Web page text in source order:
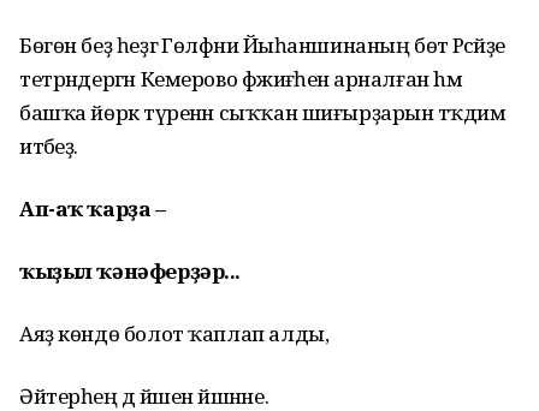
Бөгөн беҙ һеҙгә Гөлфәниә Йыһаншинаның бөтә Рәсәйҙе
тетрәндергән Кемерово фәжиғәһенә арналған hәм
башҡа йөрәк түренән сыҡҡан шиғырҙарын тәҡдим
итәбеҙ.
Ап-аҡ ҡарҙа –
ҡыҙыл ҡәнәферҙәр...
Аяҙ көндө болот ҡаплап алды,
Әйтерһең дә йәшен йәшнәне.